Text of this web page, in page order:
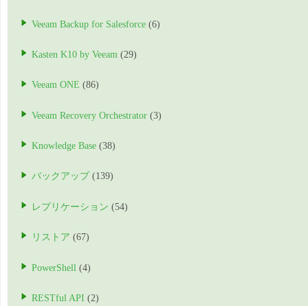
Veeam Backup for Salesforce (6)
Kasten K10 by Veeam (29)
Veeam ONE (86)
Veeam Recovery Orchestrator (3)
Knowledge Base (38)
バックアップ (139)
レプリケーション (54)
リストア (67)
PowerShell (4)
RESTful API (2)